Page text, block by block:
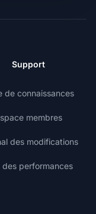
Support
de connaissances
membres
des modifications
des performances